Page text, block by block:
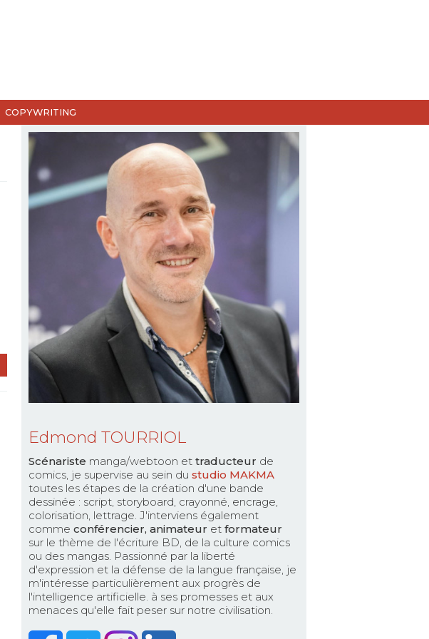
COPYWRITING
Edmond TOURRIOL
Scénariste manga/webtoon et traducteur de
comics, je supervise au sein du studio MAKMA
toutes les étapes de la création d'une bande
dessinée : script, storyboard, crayonné, encrage,
colorisation, lettrage. J'interviens également
comme conférencier, animateur et formateur
sur le thème de l'écriture BD, de la culture comics
ou des mangas. Passionné par la liberté
d'expression et la défense de la langue française, je
m'intéresse particulièrement aux progrès de
l'intelligence artificielle. à ses promesses et aux
menaces qu'elle fait peser sur notre civilisation.